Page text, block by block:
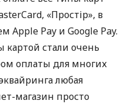
«Простір», в
Apple Pay и Google Pay.
картой стали очень
оплаты для многих
любая
магазин просто